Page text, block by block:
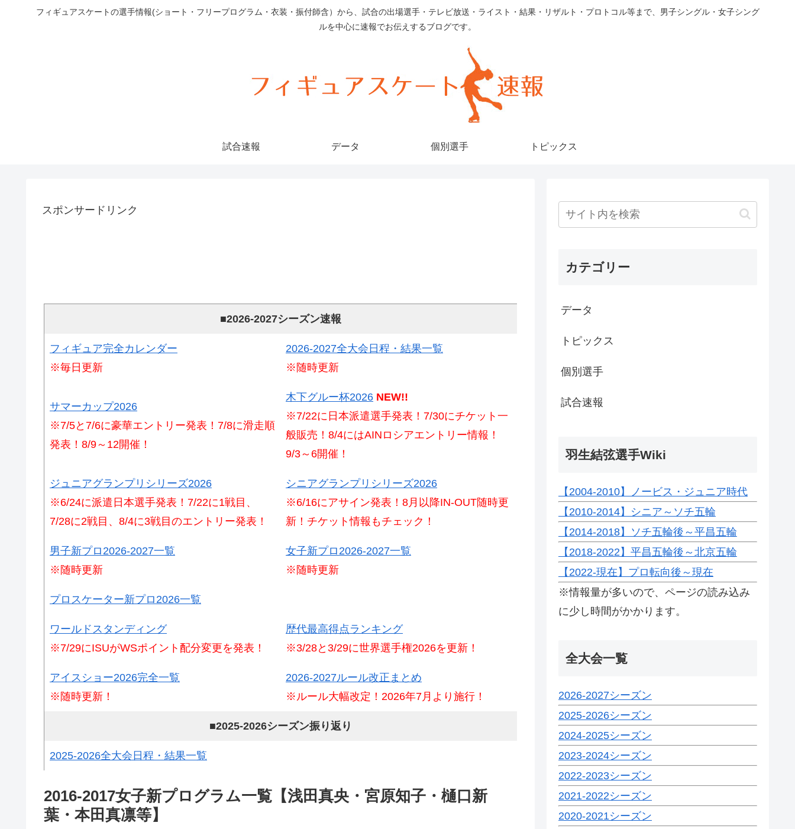
フィギュアスケートの選手情報(ショート・フリープログラム・衣装・振付師含）から、試合の出場選手・テレビ放送・ライスト・結果・リザルト・プロトコル等まで、男子シングル・女子シング
ルを中心に速報でお伝えするブログです。
試合速報 データ 個別選手 トピックス
スポンサードリンク
■2026-2027シーズン速報
フィギュア完全カレンダー
※毎日更新
2026-2027全大会日程・結果一覧
※随時更新
サマーカップ2026
※7/5と7/6に豪華エントリー発表！7/8に滑走順
発表！8/9～12開催！
木下グルー杯2026 NEW!!
※7/22に日本派遣選手発表！7/30にチケット一
般販売！8/4にはAINロシアエントリー情報！
9/3～6開催！
ジュニアグランプリシリーズ2026
※6/24に派遣日本選手発表！7/22に1戦目、
7/28に2戦目、8/4に3戦目のエントリー発表！
シニアグランプリシリーズ2026
※6/16にアサイン発表！8月以降IN-OUT随時更
新！チケット情報もチェック！
男子新プロ2026-2027一覧
※随時更新
女子新プロ2026-2027一覧
※随時更新
プロスケーター新プロ2026一覧
ワールドスタンディング
※7/29にISUがWSポイント配分変更を発表！
歴代最高得点ランキング
※3/28と3/29に世界選手権2026を更新！
アイスショー2026完全一覧
※随時更新！
2026-2027ルール改正まとめ
※ルール大幅改定！2026年7月より施行！
■2025-2026シーズン振り返り
2025-2026全大会日程・結果一覧
2016-2017女子新プログラム一覧【浅田真央・宮原知子・樋口新
葉・本田真凛等】
カテゴリー
データ
トピックス
個別選手
試合速報
羽生結弦選手Wiki
【2004-2010】ノービス・ジュニア時代
【2010-2014】シニア～ソチ五輪
【2014-2018】ソチ五輪後～平昌五輪
【2018-2022】平昌五輪後～北京五輪
【2022-現在】プロ転向後～現在
※情報量が多いので、ページの読み込み
に少し時間がかかります。
全大会一覧
2026-2027シーズン
2025-2026シーズン
2024-2025シーズン
2023-2024シーズン
2022-2023シーズン
2021-2022シーズン
2020-2021シーズン